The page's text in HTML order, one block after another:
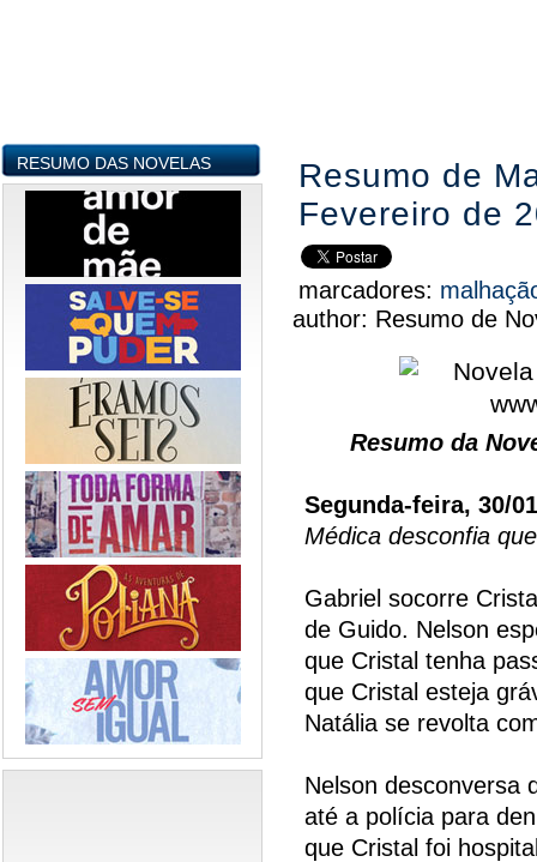
RESUMO DAS NOVELAS
Resumo de
Fevereiro de
marcadores:
author: Resumo de
Resumo da
Segunda-feira, 30/
Médica desconfia
Gabriel socorre
de Guido. Nelson
que Cristal tenha
que Cristal esteja
Natália se revolta
Nelson desconversa
até a polícia para
que Cristal foi